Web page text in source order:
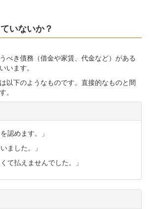
いないか？
べき債務（借金や家賃、代金など）がある
います。
以下のようなものです。直接的なものと間
。
認めます。」
ました。」
て払えませんでした。」